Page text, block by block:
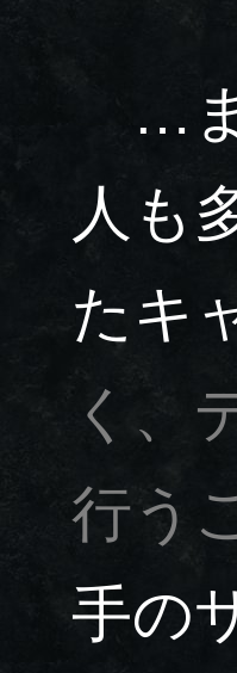
…ま
人も
たキ
く、
行う
手の